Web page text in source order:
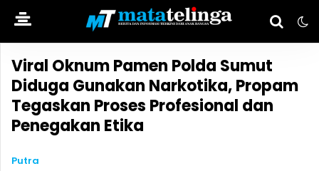
Viral Oknum Pamen Polda Sumut
Diduga Gunakan Narkotika, Propam
Tegaskan Proses Profesional dan
Penegakan Etika
Putra